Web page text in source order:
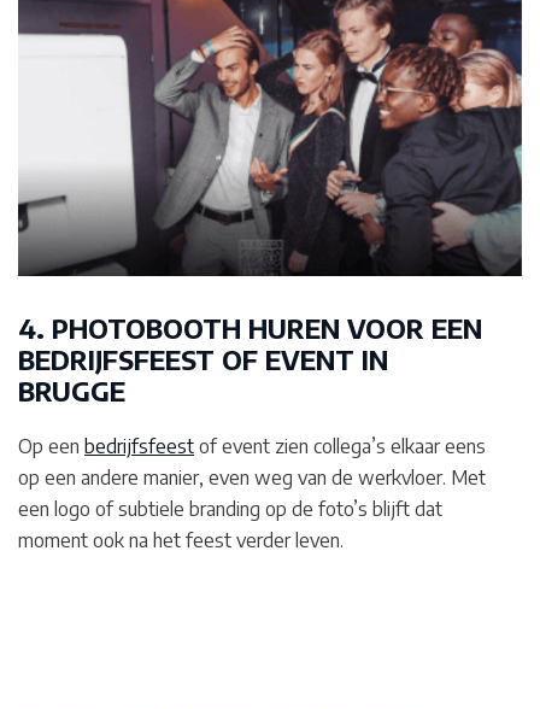
4. PHOTOBOOTH HUREN VOOR EEN
BEDRIJFSFEEST OF EVENT IN
BRUGGE
Op een bedrijfsfeest of event zien collega’s elkaar eens
op een andere manier, even weg van de werkvloer. Met
een logo of subtiele branding op de foto’s blijft dat
moment ook na het feest verder leven.